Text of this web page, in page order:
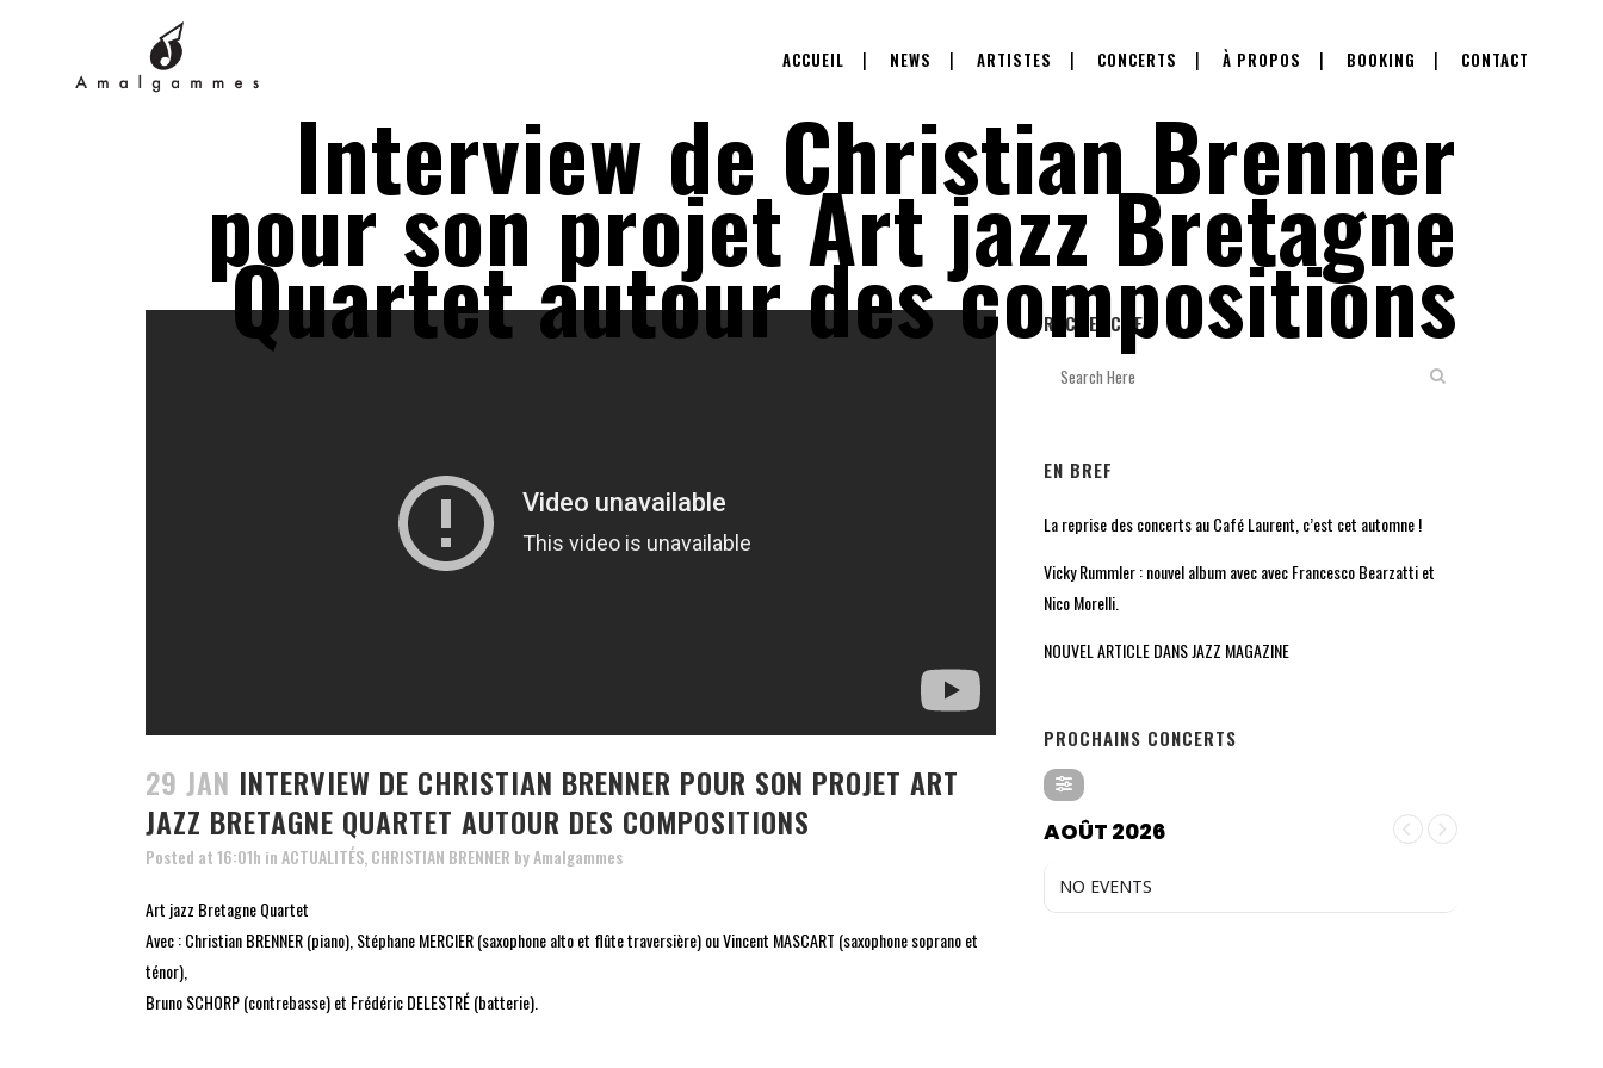
ACCUEIL NEWS ARTISTES CONCERTS À PROPOS BOOKING CONTACT
Interview de Christian Brenner
pour son projet Art jazz Bretagne
Quartet autour des compositions
29 JAN INTERVIEW DE CHRISTIAN BRENNER POUR SON PROJET ART
JAZZ BRETAGNE QUARTET AUTOUR DES COMPOSITIONS
Posted at 16:01h inACTUALITÉS CHRISTIAN BRENNER byAmalgammes
Art jazz Bretagne Quartet
Avec : Christian BRENNER (piano), Stéphane MERCIER (saxophone alto et flûte traversière) ou Vincent MASCART (saxophone soprano et
ténor),
Bruno SCHORP (contrebasse) et Frédéric DELESTRÉ (batterie).
RECHERCHER
EN BREF
La reprise des concerts au Café Laurent, c’est cet automne !
Vicky Rummler : nouvel album avec avec Francesco Bearzatti et
Nico Morelli.
NOUVEL ARTICLE DANS JAZZ MAGAZINE
PROCHAINS CONCERTS
AOÛT 2026
NO EVENTS